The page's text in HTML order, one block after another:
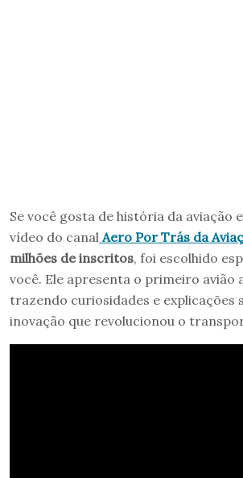
Se você gosta de história da aviação
vídeo do canal Aero Por Trás da
milhões de inscritos, foi escolhido
você. Ele apresenta o primeiro avião
trazendo curiosidades e explicações
inovação que revolucionou o